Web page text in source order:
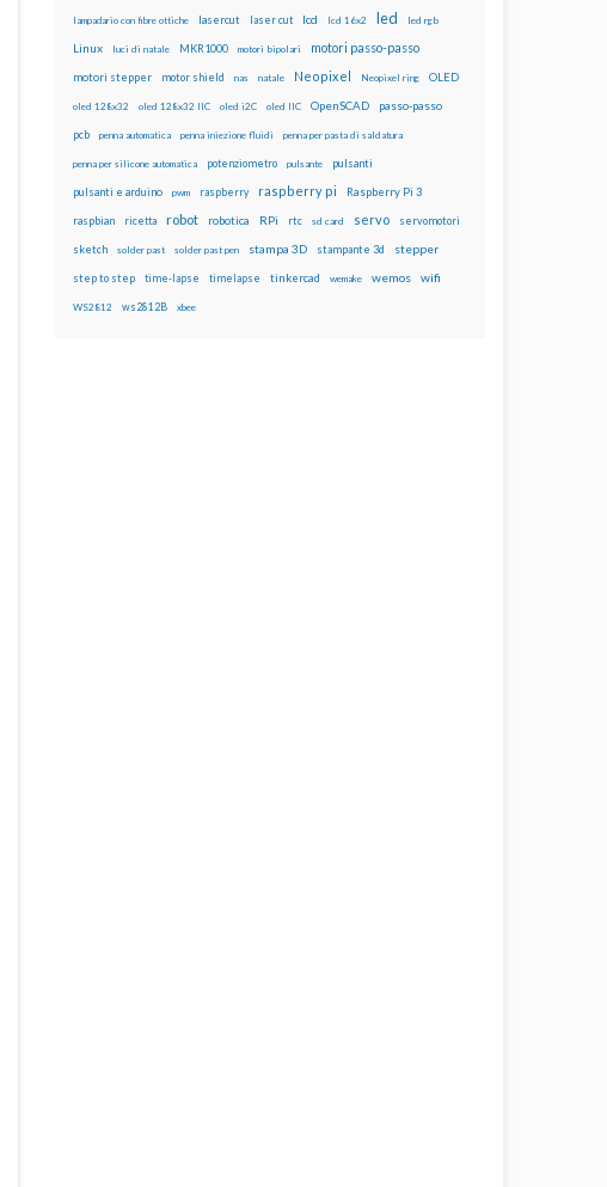
lampadario con fibre ottiche lasercut laser cut lcd lcd 16x2 led led rgb
Linux luci di natale MKR1000 motori bipolari motori passo-passo
motori stepper motor shield nas natale Neopixel Neopixel ring OLED
oled 128x32 oled 128x32 IIC oled i2C oled IIC OpenSCAD passo-passo
pcb penna automatica penna iniezione fluidi penna per pasta di saldatura
penna per silicone automatica potenziometro pulsante pulsanti
pulsanti e arduino pwm raspberry raspberry pi Raspberry Pi 3
raspbian ricetta robot robotica RPi rtc sd card servo servomotori
sketch solder past solder past pen stampa 3D stampante 3d stepper
step to step time-lapse timelapse tinkercad wemake wemos wifi
WS2812 ws2812B xbee